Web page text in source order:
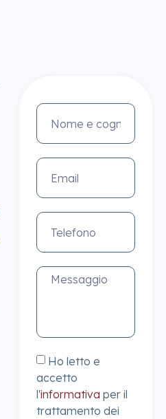
Ho letto e
accetto
l'informativa per il
trattamento dei